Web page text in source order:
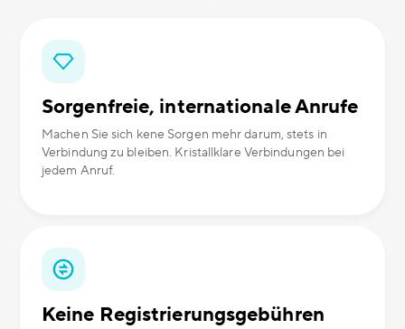
Sorgenfreie, internationale Anrufe
Machen Sie sich kene Sorgen mehr darum, stets in
Verbindung zu bleiben. Kristallklare Verbindungen bei
jedem Anruf.
Keine Registrierungsgebühren